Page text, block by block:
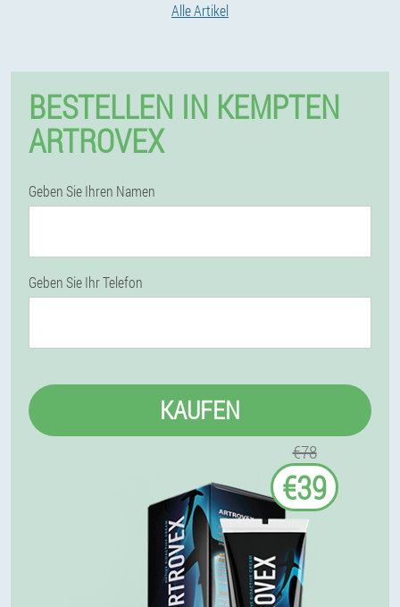
Alle Artikel
BESTELLEN IN KEMPTEN
ARTROVEX
Geben Sie Ihren Namen
Geben Sie Ihr Telefon
KAUFEN
€78
€39